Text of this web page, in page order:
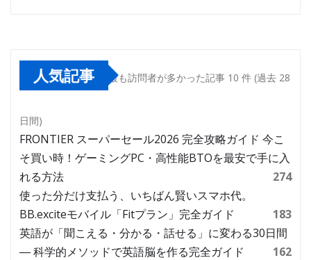
人気記事 最も訪問者が多かった記事 10 件 (過去 28
日間)
FRONTIER スーパーセール2026 完全攻略ガイド 今こ
そ買い時！ゲーミングPC・高性能BTOを最安で手に入
れる方法
274
使った分だけ支払う、いちばん賢いスマホ代。
BB.exciteモバイル「Fitプラン」完全ガイド
183
英語が「聞こえる・分かる・話せる」に変わる30日間
― 科学的メソッドで英語脳を作る完全ガイド
162